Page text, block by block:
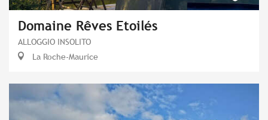
Domaine Rêves Etoilés
ALLOGGIO INSOLITO
La Roche-Maurice